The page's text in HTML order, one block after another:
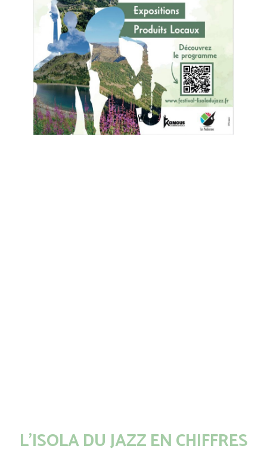
L’ISOLA DU JAZZ EN CHIFFRES